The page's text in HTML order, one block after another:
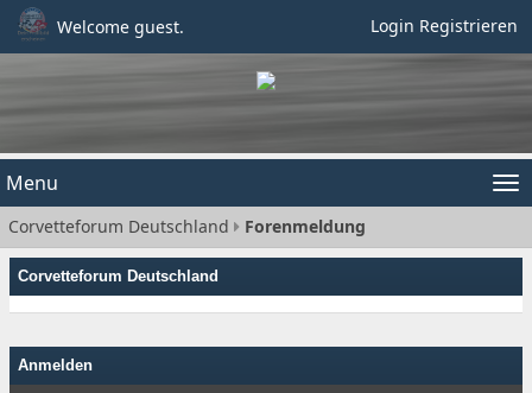
Welcome guest. Login Registrieren
Menu
Corvetteforum Deutschland Forenmeldung
Corvetteforum Deutschland
Anmelden